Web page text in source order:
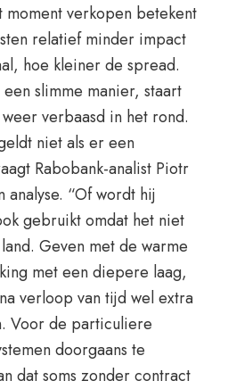
moment verkopen betekent
relatief minder impact
hoe kleiner de spread.
slimme manier, staart
verbaasd in het rond.
niet als er een
Rabobank-analist Piotr
analyse. “Of wordt hij
gebruikt omdat het niet
Geven met de warme
met een diepere laag,
verloop van tijd wel extra
Voor de particuliere
doorgaans te
dat soms zonder contract